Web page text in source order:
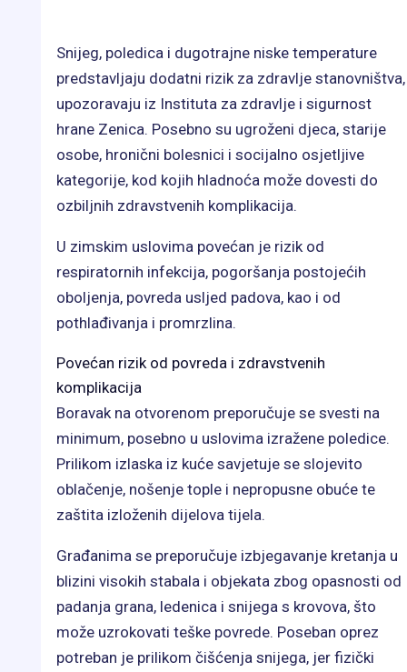
Snijeg, poledica i dugotrajne niske temperature
predstavljaju dodatni rizik za zdravlje stanovništva,
upozoravaju iz Instituta za zdravlje i sigurnost
hrane Zenica. Posebno su ugroženi djeca, starije
osobe, hronični bolesnici i socijalno osjetljive
kategorije, kod kojih hladnoća može dovesti do
ozbiljnih zdravstvenih komplikacija.
U zimskim uslovima povećan je rizik od
respiratornih infekcija, pogoršanja postojećih
oboljenja, povreda usljed padova, kao i od
pothlađivanja i promrzlina.
Povećan rizik od povreda i zdravstvenih
komplikacija
Boravak na otvorenom preporučuje se svesti na
minimum, posebno u uslovima izražene poledice.
Prilikom izlaska iz kuće savjetuje se slojevito
oblačenje, nošenje tople i nepropusne obuće te
zaštita izloženih dijelova tijela.
Građanima se preporučuje izbjegavanje kretanja u
blizini visokih stabala i objekata zbog opasnosti od
padanja grana, ledenica i snijega s krovova, što
može uzrokovati teške povrede. Poseban oprez
potreban je prilikom čišćenja snijega, jer fizički